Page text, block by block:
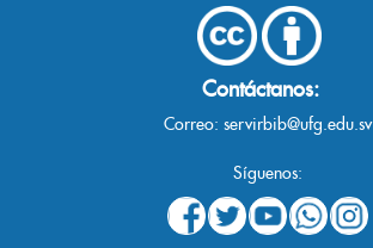
Contáctanos:
Correo: servirbib@ufg.edu.sv
Síguenos: